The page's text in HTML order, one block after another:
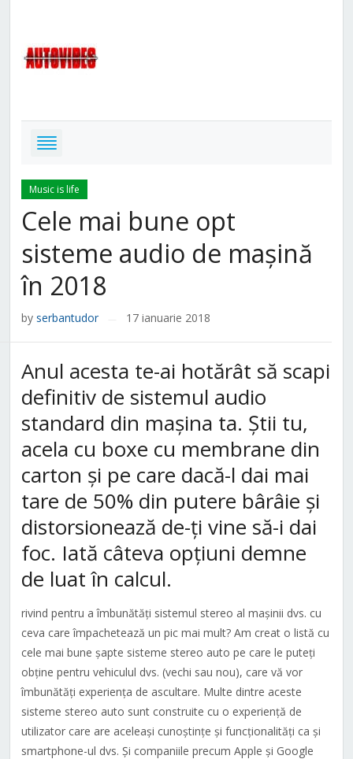
Music is life
Cele mai bune opt
sisteme audio de mașină
în 2018
by serbantudor 17 ianuarie 2018
Anul acesta te-ai hotărât să scapi
definitiv de sistemul audio
standard din mașina ta. Știi tu,
acela cu boxe cu membrane din
carton și pe care dacă-l dai mai
tare de 50% din putere bârâie și
distorsionează de-ți vine să-i dai
foc. Iată câteva opțiuni demne
de luat în calcul.
rivind pentru a îmbunătăți sistemul stereo al mașinii dvs. cu
ceva care împachetează un pic mai mult? Am creat o listă cu
cele mai bune șapte sisteme stereo auto pe care le puteți
obține pentru vehiculul dvs. (vechi sau nou), care vă vor
îmbunătăți experiența de ascultare. Multe dintre aceste
sisteme stereo auto sunt construite cu o experiență de
utilizator care are aceleași cunoștințe și funcționalități ca și
smartphone-ul dvs. Și companiile precum Apple și Google